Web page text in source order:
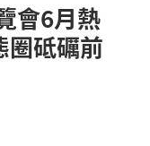
會6月熱
圈砥礪前